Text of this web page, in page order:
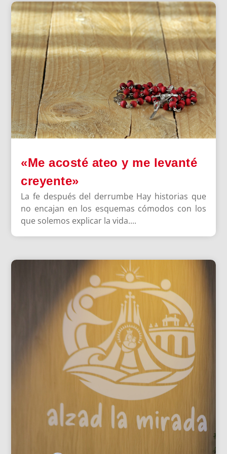
«Me acosté ateo y me levanté
creyente»
La fe después del derrumbe Hay historias que
no encajan en los esquemas cómodos con los
que solemos explicar la vida....